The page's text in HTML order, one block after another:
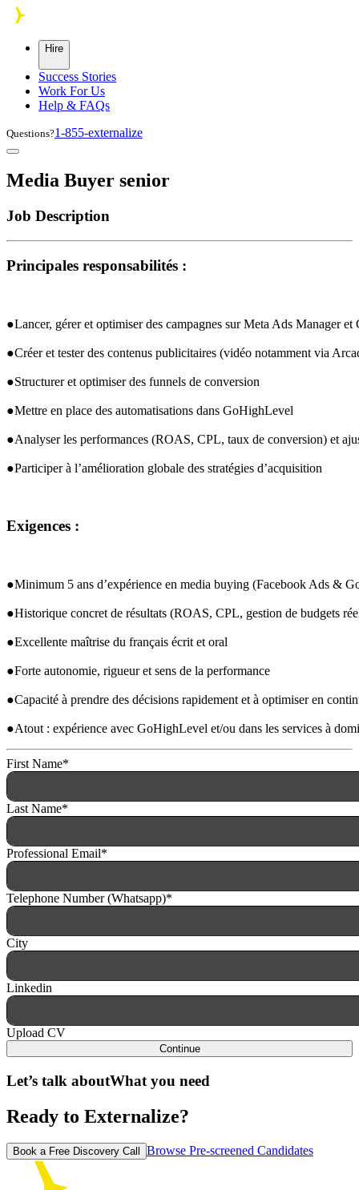
Skip to main content
Hire
Success Stories
Work For Us
Help & FAQs
Questions?1-855-externalize
Media Buyer senior
Job Description
Principales responsabilités :
●Lancer, gérer et optimiser des campagnes sur Meta Ads Manager et
●Créer et tester des contenus publicitaires (vidéo notamment via
●Structurer et optimiser des funnels de conversion
●Mettre en place des automatisations dans GoHighLevel
●Analyser les performances (ROAS, CPL, taux de conversion) et
●Participer à l’amélioration globale des stratégies d’acquisition
Exigences :
●Minimum 5 ans d’expérience en media buying (Facebook Ads &
●Historique concret de résultats (ROAS, CPL, gestion de budgets
●Excellente maîtrise du français écrit et oral
●Forte autonomie, rigueur et sens de la performance
●Capacité à prendre des décisions rapidement et à optimiser en
●Atout : expérience avec GoHighLevel et/ou dans les services à
First Name*
Last Name*
Professional Email*
Telephone Number (Whatsapp)*
City
Linkedin
Upload CV
Continue
Let’s talk aboutWhat you need
Ready to Externalize?
Book a Free Discovery Call Browse Pre-screened Candidates